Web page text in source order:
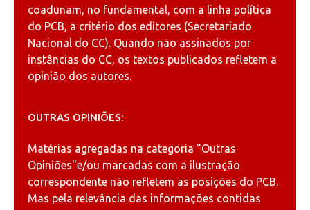
coadunam, no fundamental, com a linha política
do PCB, a critério dos editores (Secretariado
Nacional do CC). Quando não assinados por
instâncias do CC, os textos publicados refletem a
opinião dos autores.
OUTRAS OPINIÕES:
Matérias agregadas na categoria "Outras
Opiniões"e/ou marcadas com a ilustração
correspondente não refletem as posições do PCB.
Mas pela relevância das informações contidas